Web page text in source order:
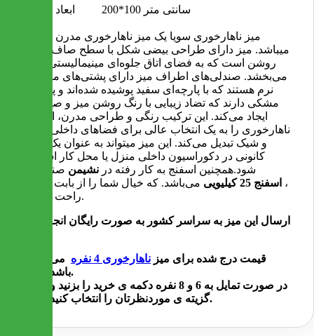
ابعاد 8 نفره
200*100 سانتی متر
میز ناهارخوری سویا یک میز ناهارخوری مدرن و شیک
میباشد. میز دارای طراحی بیضی شکل با سطح صاف و رنگ
روشن است که به فضای اتاق جلوه‌ای مینیمالیستی و زیبا
می‌بخشد. صندلی‌های اطراف میز دارای پشتی‌های منحنی و
نرم هستند که با پارچه‌ای سفید پوشیده شده‌اند و پایه‌های
مشکی دارند که تضاد زیبایی با رنگ روشن میز و صندلی‌ها
ایجاد می‌کند. این ترکیب رنگی و طراحی مدرن، این میز
ناهارخوری را به یک انتخاب عالی برای فضاهای داخلی مدرن
و شیک تبدیل می‌کند. این میز میتواند به عنوان یک نقطه
کانونی در دکوراسیون داخلی منزل یا محل کار استفاده
شود.همچنین اسفنج به کار رفته در نشیمن صندلی ها
، اسفنج 25 کیلیویی
می‌باشد. که خیال شما را از بابت کیفیت
راحت می‌کند.
قیمت درج شده برای میز ناهارخوری 4 نفره
می
باشد.
در صورت تمایل به 6 و 8 نفره دکمه ی خرید را بزنید و
گزیته ی موردنظرتان را انتخاب کنید.